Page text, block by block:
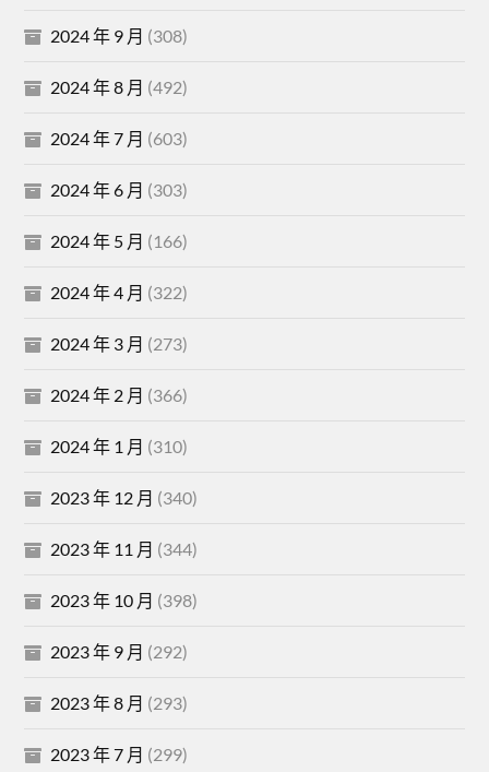
2024 年 9 月 (308)
2024 年 8 月 (492)
2024 年 7 月 (603)
2024 年 6 月 (303)
2024 年 5 月 (166)
2024 年 4 月 (322)
2024 年 3 月 (273)
2024 年 2 月 (366)
2024 年 1 月 (310)
2023 年 12 月 (340)
2023 年 11 月 (344)
2023 年 10 月 (398)
2023 年 9 月 (292)
2023 年 8 月 (293)
2023 年 7 月 (299)